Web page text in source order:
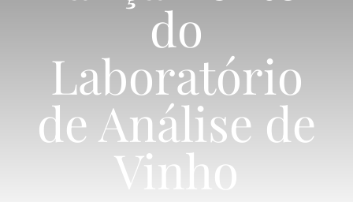
Simulador
do
Laboratório
de Análise de
Vinho